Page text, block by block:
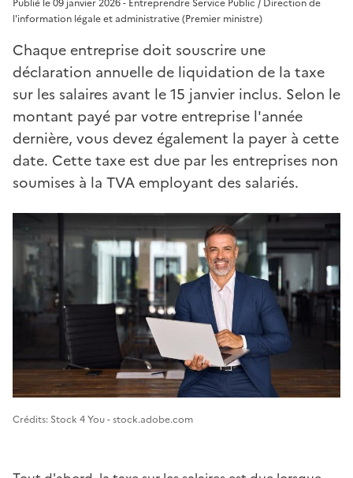
Publié le 09 janvier 2026 - Entreprendre Service Public / Direction de
l'information légale et administrative (Premier ministre)
Chaque entreprise doit souscrire une
déclaration annuelle de liquidation de la taxe
sur les salaires avant le 15 janvier inclus. Selon le
montant payé par votre entreprise l'année
dernière, vous devez également la payer à cette
date. Cette taxe est due par les entreprises non
soumises à la TVA employant des salariés.
Image 1
Crédits: Stock 4 You - stock.adobe.com